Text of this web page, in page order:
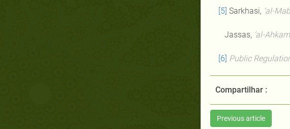
[5] Sarkhasi, ‘al-
Jassas, ‘al-
[6] Public
Compartilhar :
Previous article